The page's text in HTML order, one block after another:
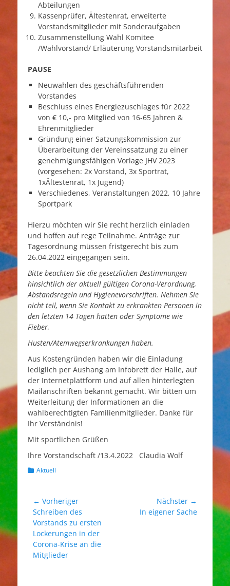
Abteilungen
Kassenprüfer, Ältestenrat, erweiterte
Vorstandsmitglieder mit Sonderaufgaben
Zusammenstellung Wahl Komitee
/Wahlvorstand/ Erläuterung Vorstandsmitarbeit
PAUSE
Neuwahlen des geschäftsführenden
Vorstandes
Beschluss eines Energiezuschlages für 2022
von € 10,- pro Mitglied von 16-65 Jahren &
Ehrenmitglieder
Gründung einer Satzungskommission zur
Überarbeitung der Vereinssatzung zu einer
genehmigungsfähigen Vorlage JHV 2023
(vorgesehen: 2x Vorstand, 3x Sportrat,
1xÄltestenrat, 1x Jugend)
Verschiedenes, Veranstaltungen 2022, 10 Jahre
Sportpark
Hierzu möchten wir Sie recht herzlich einladen
und hoffen auf rege Teilnahme. Anträge zur
Tagesordnung müssen fristgerecht bis zum
26.04.2022 eingegangen sein.
Bitte beachten Sie die gesetzlichen Bestimmungen
hinsichtlich der aktuell gültigen Corona-Verordnung,
Abstandsregeln und Hygienevorschriften. Nehmen Sie
nicht teil, wenn Sie Kontakt zu erkrankten Personen in
den letzten 14 Tagen hatten oder Symptome wie
Fieber,
Husten/Atemwegserkrankungen haben.
Aus Kostengründen haben wir die Einladung
lediglich per Aushang am Infobrett der Halle, auf
der Internetplattform und auf allen hinterlegten
Mailanschriften bekannt gemacht. Wir bitten um
Weiterleitung der Informationen an die
wahlberechtigten Familienmitglieder. Danke für
Ihr Verständnis!
Mit sportlichen Grüßen
Ihre Vorstandschaft /13.4.2022 Claudia Wolf
Kategorien
Aktuell
Beitragsnavigation
← Vorheriger
Vorheriger
Beitrag:
Schreiben des
Vorstands zu ersten
Lockerungen in der
Corona-Krise an die
Mitglieder
Nächster →
NächsterIn eigener Sache